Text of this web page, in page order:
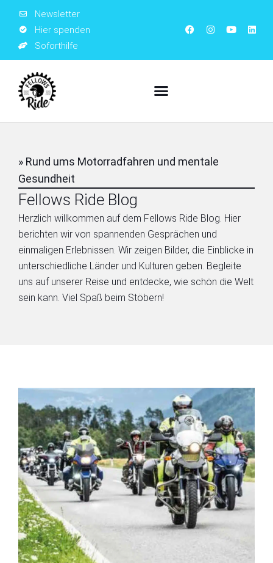
Newsletter
Hier spenden
Soforthilfe
» Rund ums Motorradfahren und mentale
Gesundheit
Fellows Ride Blog
Herzlich willkommen auf dem Fellows Ride Blog. Hier
berichten wir von spannenden Gesprächen und
einmaligen Erlebnissen. Wir zeigen Bilder, die Einblicke in
unterschiedliche Länder und Kulturen geben. Begleite
uns auf unserer Reise und entdecke, wie schön die Welt
sein kann. Viel Spaß beim Stöbern!